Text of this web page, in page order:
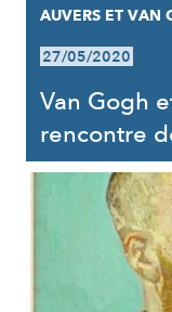
AUVERS ET VAN
27/05/2020
Van Gogh
rencontre